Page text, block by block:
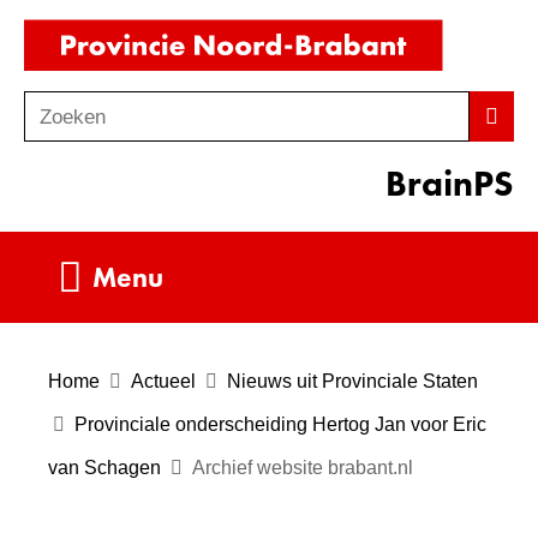
Ga
de
inhoud
o
Zoeken
BrainPS
Menu
Home Actueel Nieuws uit Provinciale Staten
Provinciale onderscheiding Hertog Jan voor Eric
van Schagen Archief website brabant.nl